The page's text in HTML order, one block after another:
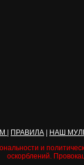
ПРАВИЛА
НАШ
и
оскорблений.